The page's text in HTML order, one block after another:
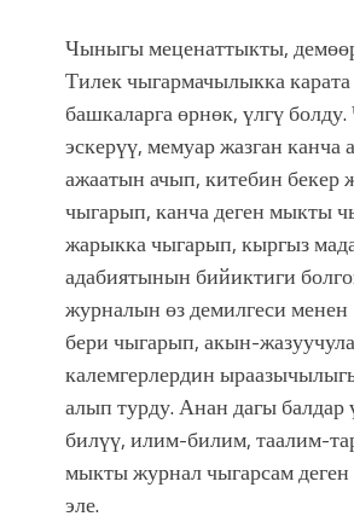
Чыныгы меценаттыкты,
Тилек чыгармачылыкка
башкаларга өрнөк, үлгү
эскерүү, мемуар жазган канча
ажаатын ачып, китебин бекер
чыгарып, канча деген мыкты
жарыкка чыгарып, кыргыз
адабиятынын бийиктиги
журналын өз демилгеси
бери чыгарып, акын-
калемгерлердин
алып турду. Анан дагы
билүү, илим-билим, таалим-
мыкты журнал чыгарсам
эле.